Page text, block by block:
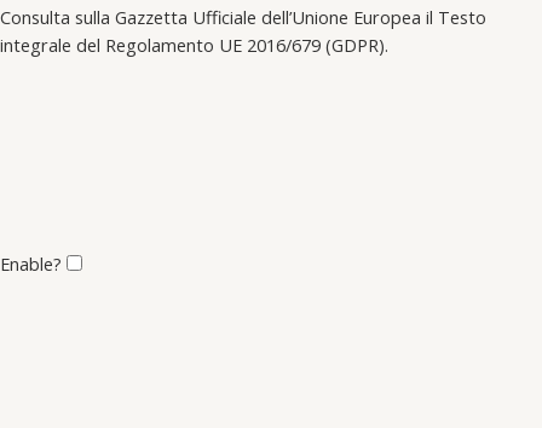
Consulta sulla Gazzetta Ufficiale dell’Unione Europea il Testo
integrale del Regolamento UE 2016/679 (GDPR).
Enable?